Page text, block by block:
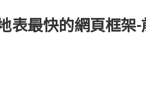
表最快的網頁框架